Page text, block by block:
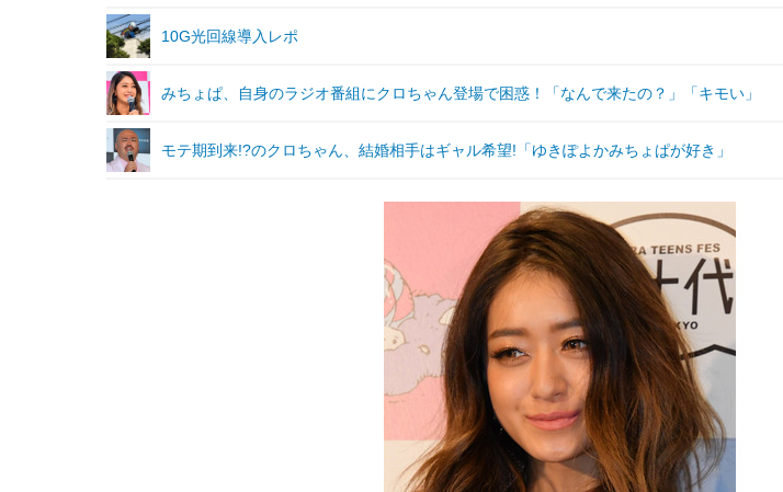
10G光回線導入レポ
みちょぱ、自身のラジオ番組にクロちゃん登場で困惑！「なんで来たの？」「キモい」
モテ期到来!?のクロちゃん、結婚相手はギャル希望!「ゆきぽよかみちょぱが好き」